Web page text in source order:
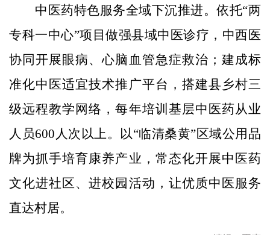
中医药特色服务全域下沉推进。依托“两
专科一中心”项目做强县域中医诊疗，中西医
协同开展眼病、心脑血管急症救治；建成标
准化中医适宜技术推广平台，搭建县乡村三
级远程教学网络，每年培训基层中医药从业
人员600人次以上。以“临清桑黄”区域公用品
牌为抓手培育康养产业，常态化开展中医药
文化进社区、进校园活动，让优质中医服务
直达村居。